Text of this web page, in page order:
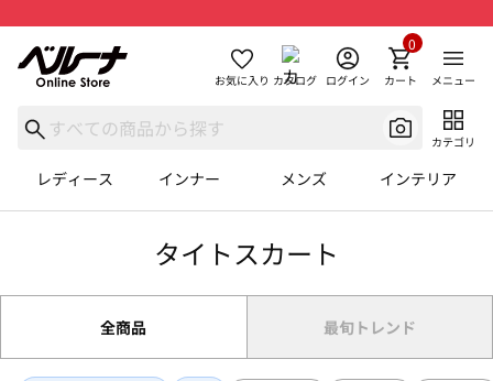
お気に入り カタログ ログイン カート
0
メニュー
カテゴリ
レディース インナー メンズ インテリア
タイトスカート
全商品 最旬トレンド